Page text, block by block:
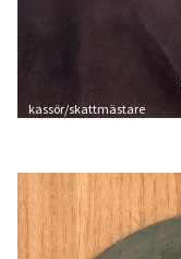
kassör/skattmästare